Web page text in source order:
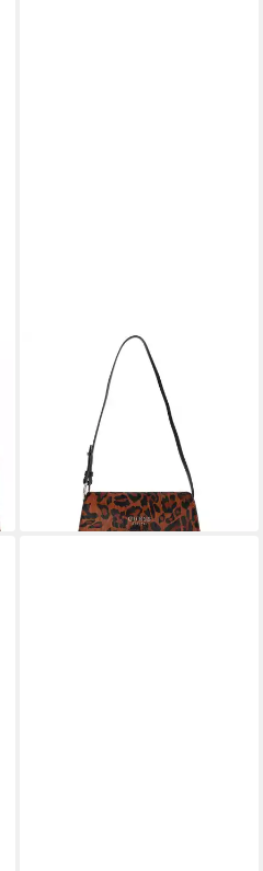
Schultertasche Domitilla,
155,00 €
lieferbar - in 2-3 Werktagen bei dir